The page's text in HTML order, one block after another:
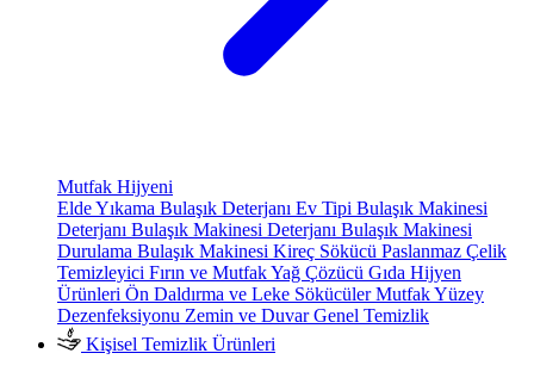
Mutfak Hijyeni
Elde Yıkama Bulaşık Deterjanı Ev Tipi Bulaşık Makinesi
Deterjanı Bulaşık Makinesi Deterjanı Bulaşık Makinesi
Durulama Bulaşık Makinesi Kireç Sökücü Paslanmaz Çelik
Temizleyici Fırın ve Mutfak Yağ Çözücü Gıda Hijyen
Ürünleri Ön Daldırma ve Leke SökücülerMutfak Yüzey
Dezenfeksiyonu Zemin ve Duvar Genel Temizlik
Kişisel Temizlik Ürünleri